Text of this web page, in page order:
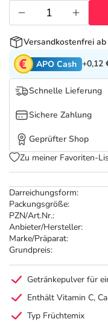
Tierapotheke
Vitamine &
Marken
Salus Deals
Darreichungsform:
Packungsgröße:
PZN/Art.Nr.:
Anbieter/Hersteller:
Marke/Präparat:
Grundpreis:
Versandkostenfrei
APO Cash +0,12
Schnelle Lieferung
Sichere Zahlung
Geprüfter Shop
Zu meiner Favoriten-
Getränkepulver für
Enthält Vitamin C,
Typ Früchtemix